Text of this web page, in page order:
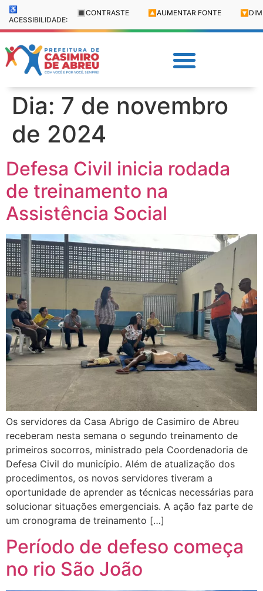
♿
ACESSIBILIDADE:
🔳 CONTRASTE 🔼 AUMENTAR FONTE 🔽
Dia: 7 de novembro
de 2024
Defesa Civil inicia rodada
de treinamento na
Assistência Social
Os servidores da Casa Abrigo de Casimiro de Abreu
receberam nesta semana o segundo treinamento de
primeiros socorros, ministrado pela Coordenadoria de
Defesa Civil do município. Além de atualização dos
procedimentos, os novos servidores tiveram a
oportunidade de aprender as técnicas necessárias para
solucionar situações emergenciais. A ação faz parte de
um cronograma de treinamento […]
Período de defeso começa
no rio São João